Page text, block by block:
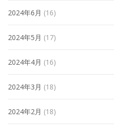
2024年6月 (16)
2024年5月 (17)
2024年4月 (16)
2024年3月 (18)
2024年2月 (18)